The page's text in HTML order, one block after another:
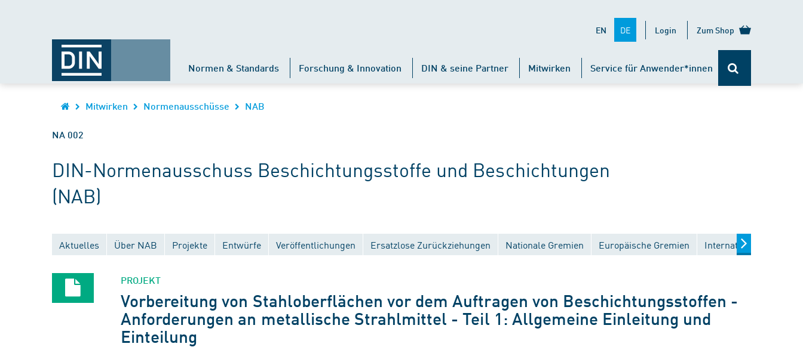
EN DE Login Zum Shop
Normen & Standards Forschung & Innovation DIN & seine Partner Mitwirken Service für Anwender*innen
Mitwirken Normenausschüsse NAB
NA 002
DIN-Normenausschuss Beschichtungsstoffe und Beschichtungen
(NAB)
Aktuelles Über NAB Projekte Entwürfe Veröffentlichungen Ersatzlose Zurückziehungen Nationale Gremien Europäische Gremien Internationale Gremien
PROJEKT
Vorbereitung von Stahloberflächen vor dem Auftragen von Beschichtungsstoffen -
Anforderungen an metallische Strahlmittel - Teil 1: Allgemeine Einleitung und
Einteilung